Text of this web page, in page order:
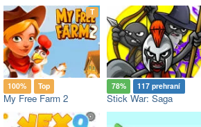
Top
100% Top
My Free Farm 2
78% 117 prehraní
Stick War: Saga